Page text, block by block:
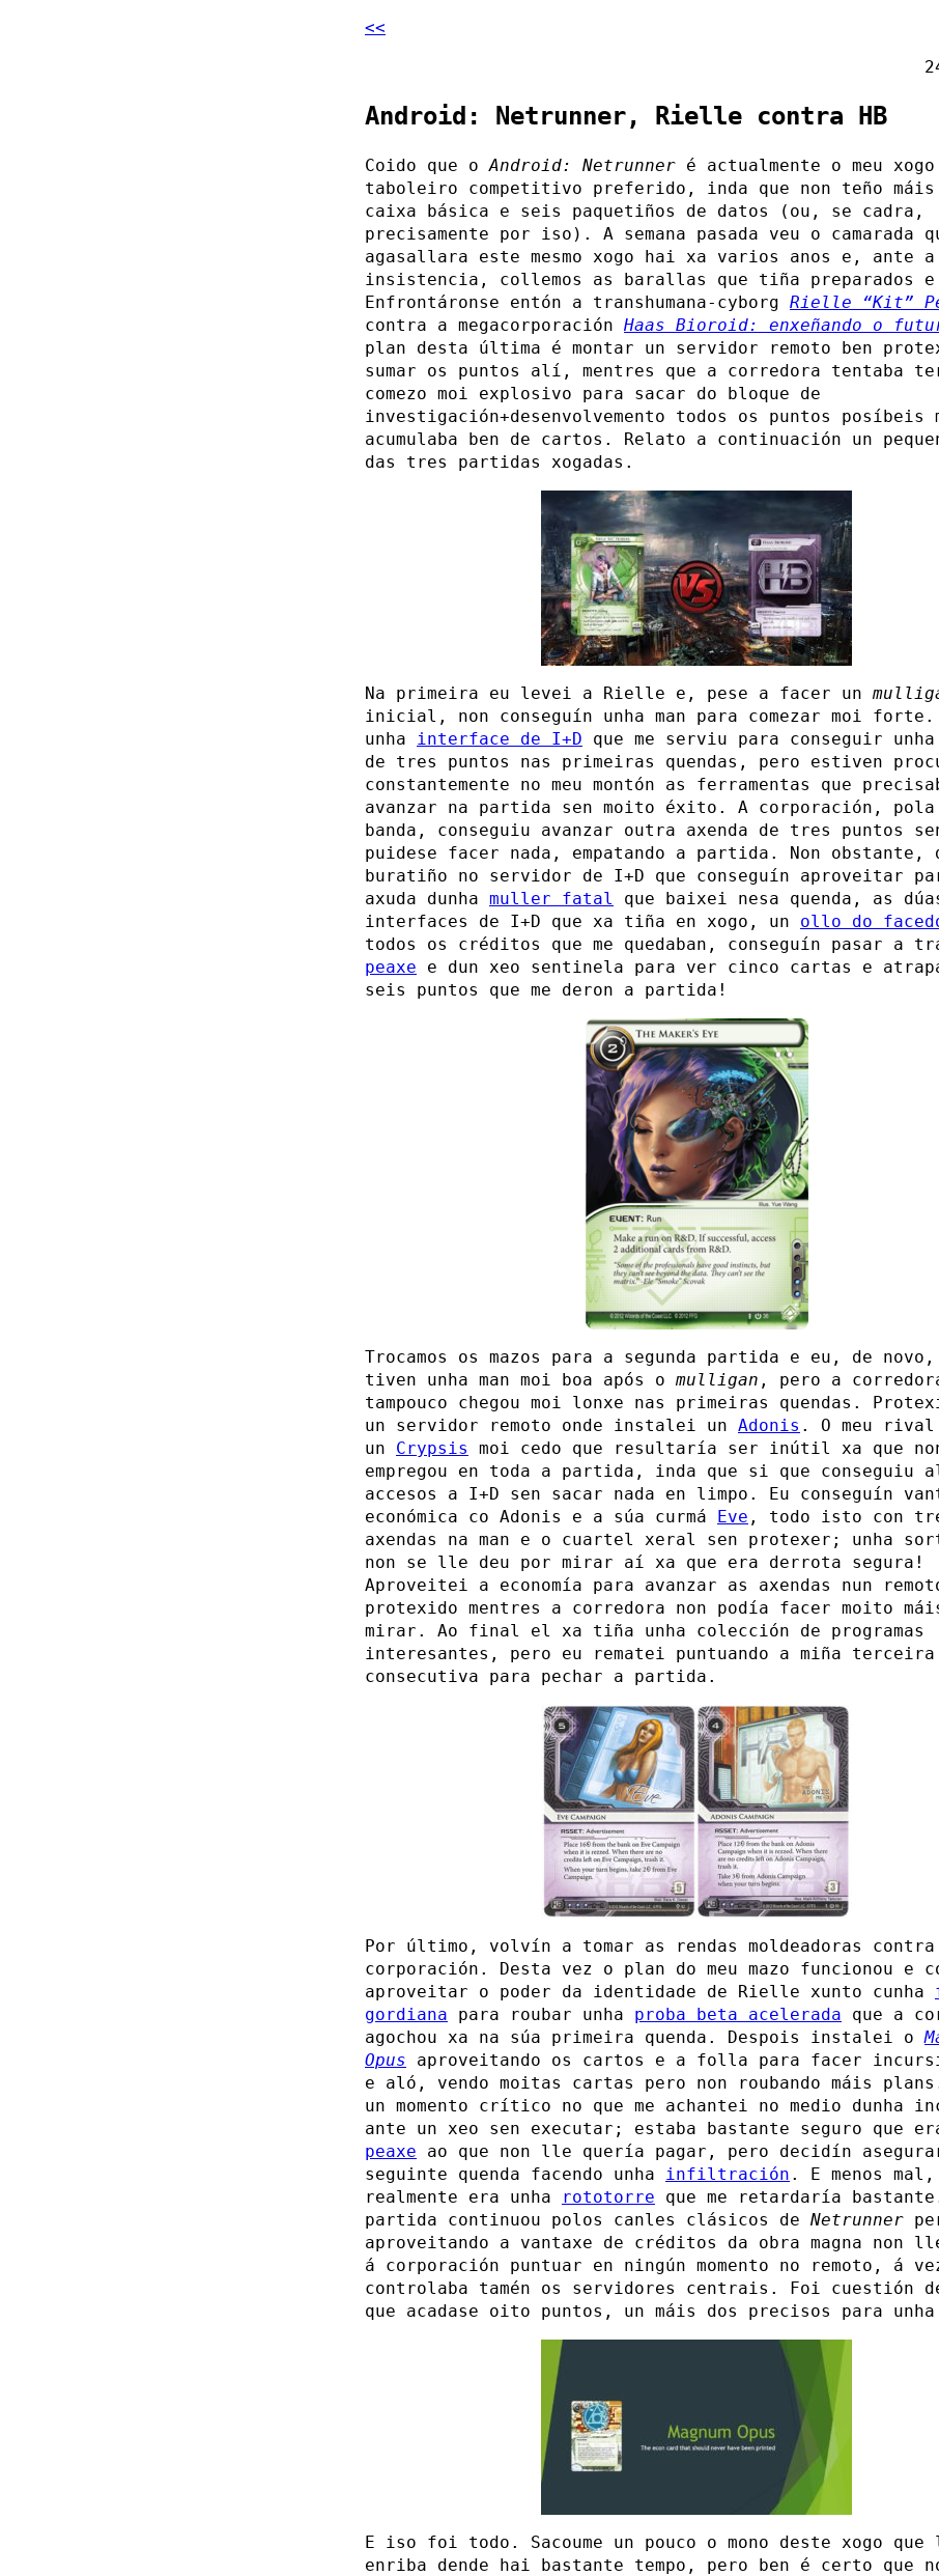
<<
Android: Netrunner, Rielle contra HB
Coido que oAndroid: Netrunner é actualmente o meu
taboleiro competitivo preferido, inda que non teño máis
caixa básica e seis paquetiños de datos (ou, se cadra,
precisamente por iso). A semana pasada veu o camarada
agasallara este mesmo xogo hai xa varios anos e, ante a
insistencia, collemos as barallas que tiña preparados e
Enfrontáronse entón a transhumana-cyborg Rielle “Kit”
contra a megacorporación Haas Bioroid: enxeñando o
plan desta última é montar un servidor remoto ben
sumar os puntos alí, mentres que a corredora tentaba
comezo moi explosivo para sacar do bloque de
investigación+desenvolvemento todos os puntos posíbeis
acumulaba ben de cartos. Relato a continuación un
das tres partidas xogadas.
Na primeira eu levei a Rielle e, pese a facer un
inicial, non conseguín unha man para comezar moi
unha interface de I+D que me serviu para conseguir unha
de tres puntos nas primeiras quendas, pero estiven
constantemente no meu montón as ferramentas que
avanzar na partida sen moito éxito. A corporación, pola
banda, conseguiu avanzar outra axenda de tres puntos
puidese facer nada, empatando a partida. Non obstante,
buratiño no servidor de I+D que conseguín aproveitar
axuda dunha muller fatal
que baixei nesa quenda, as
interfaces de I+D que xa tiña en xogo, un ollo do
todos os créditos que me quedaban, conseguín pasar a
peaxe e dun xeo sentinela para ver cinco cartas e
seis puntos que me deron a partida!
Trocamos os mazos para a segunda partida e eu, de novo,
tiven unha man moi boa após o mulligan , pero a
tampouco chegou moi lonxe nas primeiras quendas.
un servidor remoto onde instalei un Adonis . O meu
un Crypsis
moi cedo que resultaría ser inútil xa que
empregou en toda a partida, inda que si que conseguiu
accesos a I+D sen sacar nada en limpo. Eu conseguín
económica co Adonis e a súa curmá Eve , todo isto con
axendas na man e o cuartel xeral sen protexer; unha
non se lle deu por mirar aí xa que era derrota segura!
Aproveitei a economía para avanzar as axendas nun
protexido mentres a corredora non podía facer moito
mirar. Ao final el xa tiña unha colección de programas
interesantes, pero eu rematei puntuando a miña terceira
consecutiva para pechar a partida.
Por último, volvín a tomar as rendas moldeadoras contra
corporación. Desta vez o plan do meu mazo funcionou e
aproveitar o poder da identidade de Rielle xunto cunha
gordiana para roubar unha proba beta acelerada que a
agochou xa na súa primeira quenda. Despois instalei o
Opus aproveitando os cartos e a folla para facer
e aló, vendo moitas cartas pero non roubando máis
un momento crítico no que me achantei no medio dunha
ante un xeo sen executar; estaba bastante seguro que
peaxe ao que non lle quería pagar, pero decidín
seguinte quenda facendo unha infiltración . E menos
realmente era unha
rototorre que me retardaría
partida continuou polos canles clásicos de Netrunner
aproveitando a vantaxe de créditos da obra magna non
á corporación puntuar en ningún momento no remoto, á
controlaba tamén os servidores centrais. Foi cuestión
que acadase oito puntos, un máis dos precisos para
E iso foi todo. Sacoume un pouco o mono deste xogo que
enriba dende hai bastante tempo, pero ben é certo que